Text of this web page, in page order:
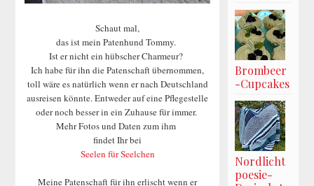
Schaut mal,
das ist mein Patenhund Tommy.
Ist er nicht ein hübscher Charmeur?
Ich habe für ihn die Patenschaft übernommen,
toll wäre es natürlich wenn er nach Deutschland
ausreisen könnte. Entweder auf eine Pflegestelle
oder noch besser in ein Zuhause für immer.
Mehr Fotos und Daten zum ihm
findet Ihr bei
Seelen für Seelchen
Meine Patenschaft für ihn erlischt wenn er
Brombeer
-Cupcakes
Nordlicht
poesie-